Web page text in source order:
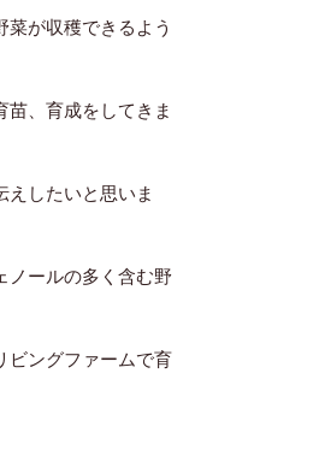
が収穫できるよう
苗、育成をしてきま
えしたいと思いま
ノールの多く含む野
ビングファームで育